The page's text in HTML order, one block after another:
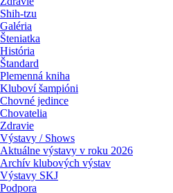
Shih-tzu
Galéria
Šteniatka
História
Štandard
Plemenná kniha
Kluboví šampióni
Chovné jedince
Chovatelia
Zdravie
Výstavy / Shows
Aktuálne výstavy v roku 2026
Archív klubových výstav
Výstavy SKJ
Podpora